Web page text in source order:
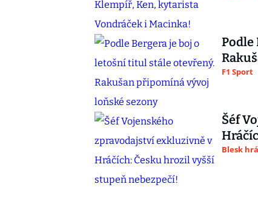
Podle
F1 Sport
Šéf
Blesk